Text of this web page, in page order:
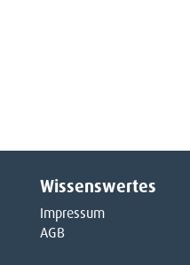
Wissenswertes
Impressum
AGB